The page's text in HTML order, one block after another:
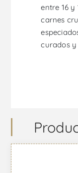
entre 16 y
carnes
curados y